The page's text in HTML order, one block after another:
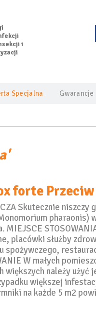
Specjalna Gwarancje
i
forte
Skutecznie niszczy
pharaonis)
MIEJSCE
placówki służby
spożywczego,
W małych
większych należy użyć
większej
na każde 5 m2